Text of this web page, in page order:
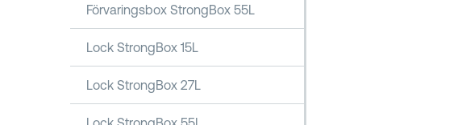
Förvaringsbox StrongBox 55L
Lock StrongBox 15L
Lock StrongBox 27L